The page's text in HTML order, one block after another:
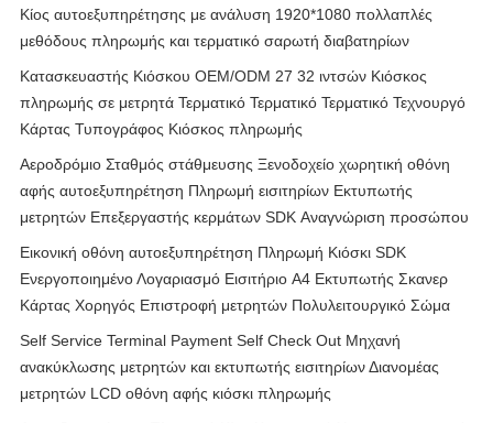
Κίος αυτοεξυπηρέτησης με ανάλυση 1920*1080 πολλαπλές
μεθόδους πληρωμής και τερματικό σαρωτή διαβατηρίων
Κατασκευαστής Κιόσκου OEM/ODM 27 32 ιντσών Κιόσκος
πληρωμής σε μετρητά Τερματικό Τερματικό Τερματικό Τεχνουργό
Κάρτας Τυπογράφος Κιόσκος πληρωμής
Αεροδρόμιο Σταθμός στάθμευσης Ξενοδοχείο χωρητική οθόνη
αφής αυτοεξυπηρέτηση Πληρωμή εισιτηρίων Εκτυπωτής
μετρητών Επεξεργαστής κερμάτων SDK Αναγνώριση προσώπου
Εικονική οθόνη αυτοεξυπηρέτηση Πληρωμή Κιόσκι SDK
Ενεργοποιημένο Λογαριασμό Εισιτήριο A4 Εκτυπωτής Σκανερ
Κάρτας Χορηγός Επιστροφή μετρητών Πολυλειτουργικό Σώμα
Self Service Terminal Payment Self Check Out Μηχανή
ανακύκλωσης μετρητών και εκτυπωτής εισιτηρίων Διανομέας
μετρητών LCD οθόνη αφής κιόσκι πληρωμής